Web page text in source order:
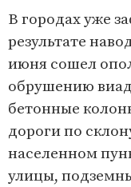
В городах уже
результате
июня сошел
обрушению
бетонные
дороги по
населенном
улицы,